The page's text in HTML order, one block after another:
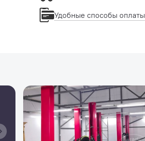
Удобные способы оплаты